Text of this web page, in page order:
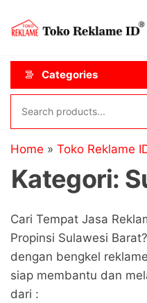
content
Categories
Home » Toko Reklame
Kategori:
Cari Tempat Jasa
Propinsi Sulawesi
dengan bengkel
siap membantu dan
dari :